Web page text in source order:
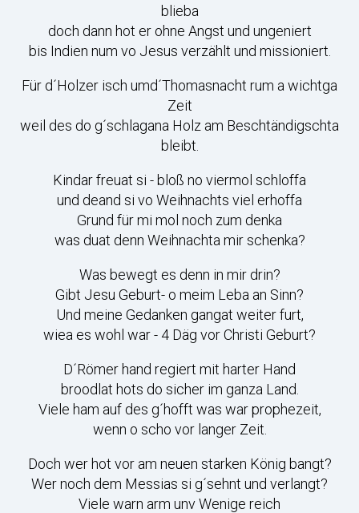
blieba
doch dann hot er ohne Angst und ungeniert
bis Indien num vo Jesus verzählt und missioniert.
Für d´Holzer isch umd´Thomasnacht rum a wichtga
Zeit
weil des do g´schlagana Holz am Beschtändigschta
bleibt.
Kindar freuat si - bloß no viermol schloffa
und deand si vo Weihnachts viel erhoffa
Grund für mi mol noch zum denka
was duat denn Weihnachta mir schenka?
Was bewegt es denn in mir drin?
Gibt Jesu Geburt- o meim Leba an Sinn?
Und meine Gedanken gangat weiter furt,
wiea es wohl war - 4 Däg vor Christi Geburt?
D´Römer hand regiert mit harter Hand
broodlat hots do sicher im ganza Land.
Viele ham auf des g´hofft was war prophezeit,
wenn o scho vor langer Zeit.
Doch wer hot vor am neuen starken König bangt?
Wer noch dem Messias si g´sehnt und verlangt?
Viele warn arm unv Wenige reich